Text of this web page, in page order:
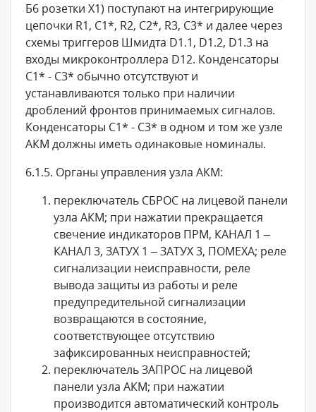
Б6 розетки X1) поступают на интегрирующие
цепочки R1, C1*, R2, C2*, R3, C3* и далее через
схемы триггеров Шмидта D1.1, D1.2, D1.3 на
входы микроконтроллера D12. Конденсаторы
C1* - C3* обычно отсутствуют и
устанавливаются только при наличии
дроблений фронтов принимаемых сигналов.
Конденсаторы C1* - C3* в одном и том же узле
АКМ должны иметь одинаковые номиналы.
6.1.5. Органы управления узла АКМ:
переключатель СБРОС на лицевой панели
узла АКМ; при нажатии прекращается
свечение индикаторов ПРМ, КАНАЛ 1 –
КАНАЛ 3, ЗАТУХ 1 – ЗАТУХ 3, ПОМЕХА; реле
сигнализации неисправности, реле
вывода защиты из работы и реле
предупредительной сигнализации
возвращаются в состояние,
соответствующее отсутствию
зафиксированных неисправностей;
переключатель ЗАПРОС на лицевой
панели узла АКМ; при нажатии
производится автоматический контроль